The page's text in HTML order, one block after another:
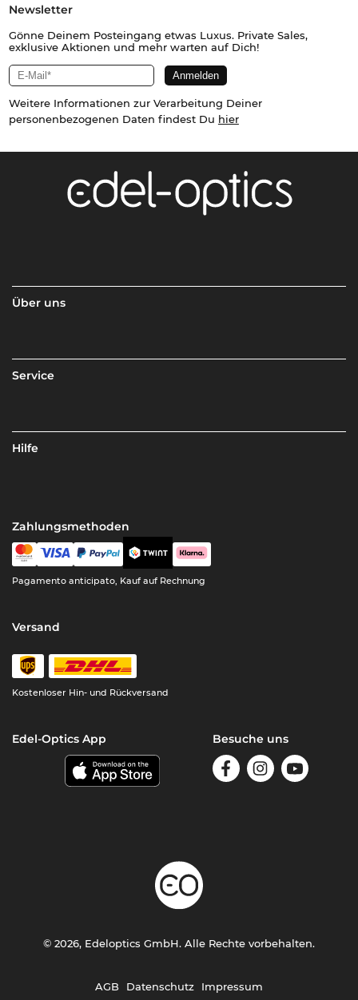
Newsletter
Gönne Deinem Posteingang etwas Luxus. Private Sales,
exklusive Aktionen und mehr warten auf Dich!
Weitere Informationen zur Verarbeitung Deiner
personenbezogenen Daten findest Du hier
Über uns
Service
Hilfe
Zahlungsmethoden
Pagamento anticipato, Kauf auf Rechnung
Versand
Kostenloser Hin- und Rückversand
Edel-Optics App Besuche uns
AGB Datenschutz Impressum
© 2026, Edeloptics GmbH. Alle Rechte vorbehalten.